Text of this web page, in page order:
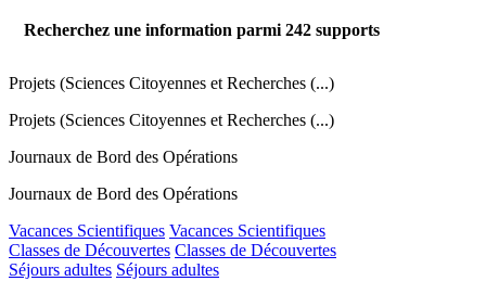
Recherchez une information parmi 242 supports
Projets (Sciences Citoyennes et Recherches (...)
Projets (Sciences Citoyennes et Recherches (...)
Journaux de Bord des Opérations
Journaux de Bord des Opérations
Vacances Scientifiques Vacances Scientifiques
Classes de Découvertes Classes de Découvertes
Séjours adultes Séjours adultes